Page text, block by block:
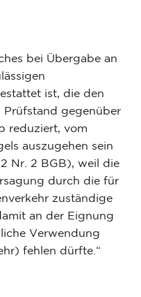
bei Übergabe an
ist, die den
Prüfstand gegenüber
reduziert, vom
auszugehen sein
Nr. 2 BGB), weil die
durch die für
zuständige
an der Eignung
Verwendung
fehlen dürfte.“